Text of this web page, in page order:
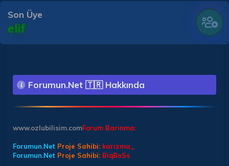
Son Üye
elif
Forumun.Net 🇹🇷 Hakkında
Forum Barinma:
www.ozlubilisim.com
Forumun.Net Proje Sahibi: karizma_
Forumun.Net Proje Sahibi: BiqBoSs